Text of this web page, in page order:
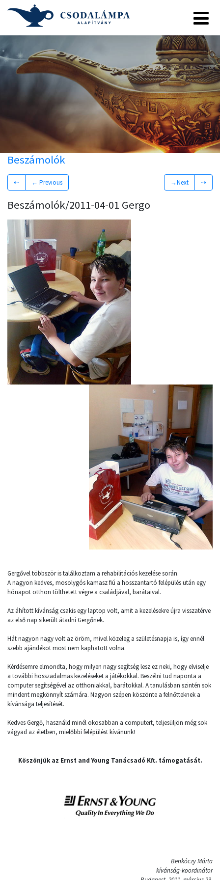
Beszámolók
⇠ ← Previous →Next ⇢
Beszámolók/2011-04-01 Gergo
Gergővel többször is találkoztam a rehabilitációs kezelése során.
A nagyon kedves, mosolygós kamasz fiú a hosszantartó felépülés után egy
hónapot otthon tölthetett végre a családjával, barátaival.
Az áhított kívánság csakis egy laptop volt, amit a kezelésekre újra visszatérve
az első nap sikerült átadni Gergőnek.
Hát nagyon nagy volt az öröm, mivel közeleg a születésnapja is, így ennél
szebb ajándékot most nem kaphatott volna.
Kérdésemre elmondta, hogy milyen nagy segítség lesz ez neki, hogy elviselje
a további hosszadalmas kezeléseket a játékokkal. Beszélni tud naponta a
computer segítségével az otthoniakkal, barátokkal. A tanulásban szintén sok
mindent megkönnyít számára. Nagyon szépen köszönte a felnőtteknek a
kívánsága teljesítését.
Kedves Gergő, használd minél okosabban a computert, teljesüljön még sok
vágyad az életben, mielőbbi felépülést kívánunk!
Köszönjük az Ernst and Young Tanácsadó Kft. támogatását.
Benkóczy Márta
kívánság-koordinátor